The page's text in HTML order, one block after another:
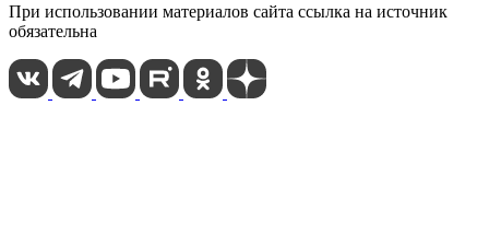
При использовании материалов сайта ссылка на источник
обязательна